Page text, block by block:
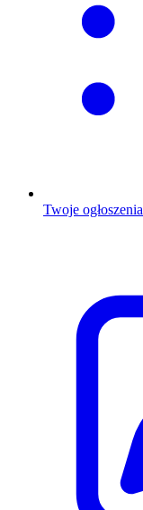
Twoje ogłoszenia